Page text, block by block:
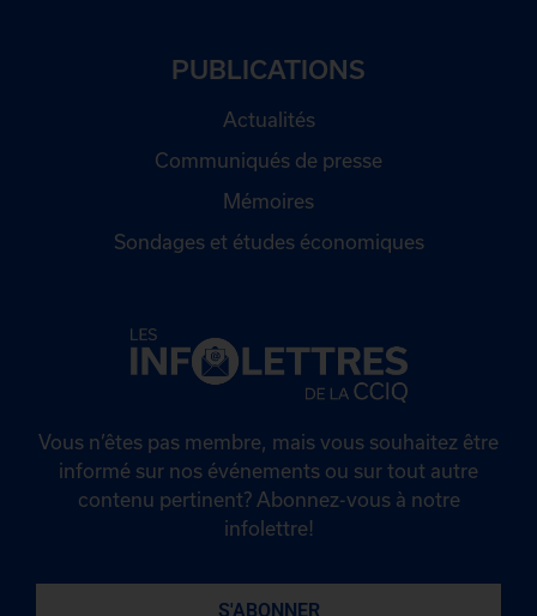
PUBLICATIONS
Actualités
Communiqués de presse
Mémoires
Sondages et études économiques
Vous n’êtes pas membre, mais vous souhaitez être
informé sur nos événements ou sur tout autre
contenu pertinent? Abonnez-vous à notre
infolettre!
S'ABONNER